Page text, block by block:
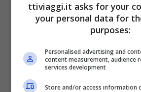
Mentre lamaggior parte dei
attratta dalla bellezza visibile
Braies, pochi sanno che
ttiviaggi.it asks for your
your personal data for
purposes:
Personalised advertising and
content measurement, audience
services development
Store and/or access information